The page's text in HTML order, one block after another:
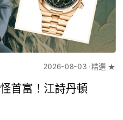
2026-08-03 精選 ★
首富！江詩丹頓